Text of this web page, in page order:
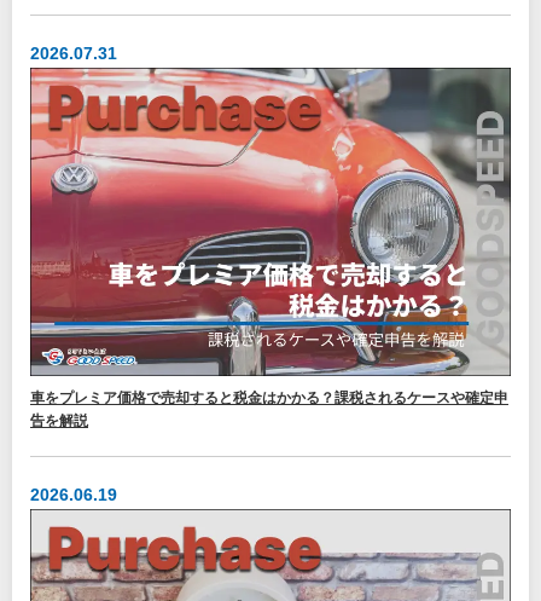
2026.07.31
車をプレミア価格で売却すると税金はかかる？課税されるケースや確定申
告を解説
2026.06.19